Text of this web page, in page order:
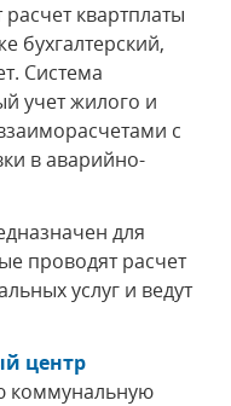
квартплаты
бухгалтерский,
Система
учет жилого и
с
в аварийно-
для
проводят расчет
услуг и ведут
центр
коммунальную